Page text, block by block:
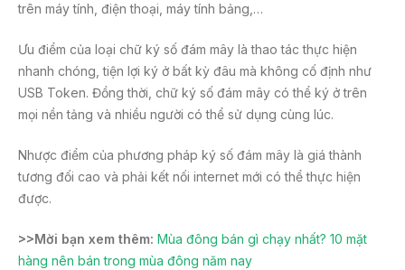
trên máy tính, điện thoại, máy tính bảng,…
Ưu điểm của loại chữ ký số đám mây là thao tác thực hiện
nhanh chóng, tiện lợi ký ở bất kỳ đâu mà không cố định như
USB Token. Đồng thời, chữ ký số đám mây có thể ký ở trên
mọi nền tảng và nhiều người có thể sử dụng cùng lúc.
Nhược điểm của phương pháp ký số đám mây là giá thành
tương đối cao và phải kết nối internet mới có thể thực hiện
được.
>>Mời bạn xem thêm: Mùa đông bán gì chạy nhất? 10 mặt
hàng nên bán trong mùa đông năm nay